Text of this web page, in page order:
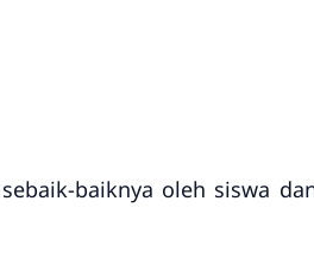
baiknya oleh siswa